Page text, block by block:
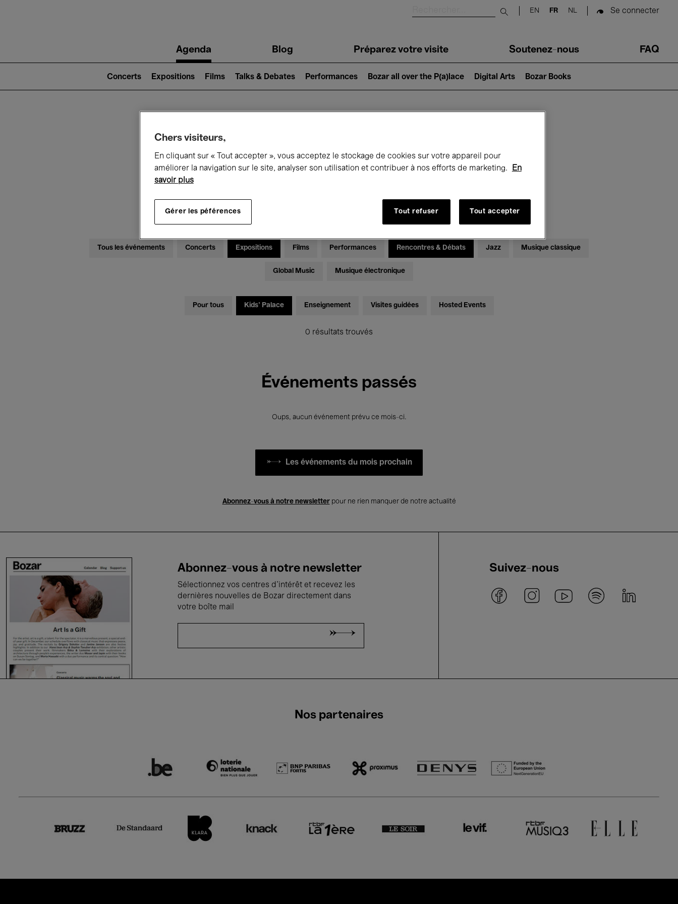
Submit search
EN FR NL Se connecter
navigationAgenda Blog Préparez votre visite Soutenez-nous FAQ
2)
Concerts Expositions Films Talks & Debates Performances Bozar all over the P(a)lace Digital Arts Bozar Books
Ce qui se passe à Bozar
Tous les événements Concerts Expositions Films Performances Rencontres & Débats Jazz Musique classique
Global Music Musique électronique
Pour tous Kids’ Palace Enseignement Visites guidées Hosted Events
0 résultats trouvés
Événements passés
Oups, aucun événement prévu ce mois-ci.
Les événements du mois prochain
Abonnez-vous à notre newsletterpour ne rien manquer de notre actualité
Abonnez-vous à notre newsletter
Sélectionnez vos centres d'intérêt et recevez les
dernières nouvelles de Bozar directement dans
votre boîte mail
Suivez-nous
Nos partenaires
Chers visiteurs,
En cliquant sur « Tout accepter », vous acceptez le stockage de cookies sur votre appareil pour
améliorer la navigation sur le site, analyser son utilisation et contribuer à nos efforts de marketing.
En
savoir plus
Gérer les péférences Tout refuser Tout accepter